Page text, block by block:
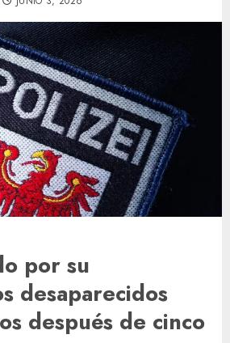
por su
desaparecidos
después de cinco